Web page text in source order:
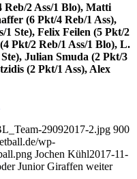
Reb/2 Ass/1 Blo), Matti
(6 Pkt/4 Reb/1 Ass),
Ste), Felix Feilen (5 Pkt/2
Pkt/2 Reb/1 Ass/1 Blo), L.
Julian Smuda (2 Pkt/3
(2 Pkt/1 Ass), Alex
29092017-2.jpg 900
wp-
Jochen Kühl2017-11-
Junior Giraffen weiter